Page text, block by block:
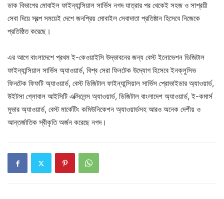
ডাক বিভাগের মোবাইল ফাইন্যান্সিয়াল সার্ভিস নগদ যাত্রার পর থেকেই সহজ ও সাশ্রয়ী
সেবা দিয়ে স্বল্প সময়েই দেশে জনপ্রিয় মোবাইল সেবাদাতা প্রতিষ্ঠান হিসেবে নিজেকে
প্রতিষ্ঠিত করেছে।
এর আগে বাংলাদেশে প্রথম ই-কেওয়াইসি উদ্ভাবনের জন্য বেস্ট ইনোভেশন ডিজিটাল
ফাইন্যান্সিয়াল সার্ভিস অ্যাওয়ার্ড, বিশ্ব সেরা ফিনটেক উদ্যোগ হিসেবে ইনক্লুসিভ
ফিনটেক ফিফটি অ্যাওয়ার্ড, বেস্ট ডিজিটাল ফাইন্যান্সিয়াল সার্ভিস প্রোভাইডার অ্যাওয়ার্ড,
উইটসা গ্লোবাল আইসিটি এক্সিলেন্স অ্যাওয়ার্ড, ডিজিটাল বাংলাদেশ অ্যাওয়ার্ড, ই-কমার্স
মুভার অ্যাওয়ার্ড, বেস্ট মার্কেটিং কমিউনিকেশন অ্যাওয়ার্ডসহ আরও অনেক দেশীয় ও
আন্তর্জাতিক স্বীকৃতি অর্জন করেছে নগদ।